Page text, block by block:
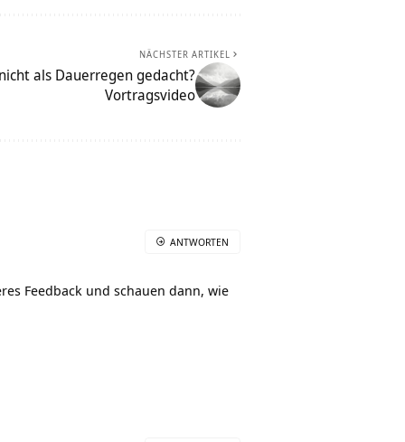
NÄCHSTER ARTIKEL
als Dauerregen gedacht?
Vortragsvideo
Feedback und schauen dann, wie
ANTWORTEN